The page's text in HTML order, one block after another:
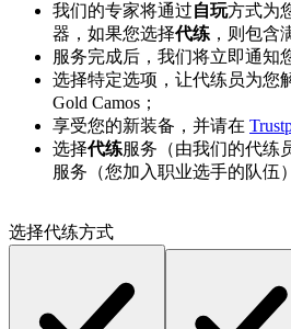
我们的专家将通过自玩方式为
器，如果您选择代练 ，则包含
服务完成后，我们将立即通知
选择特定选项，让代练员为您
Gold Camos；
享受您的新装备，并请在
选择代练服务（由我们的代练
服务（您加入职业选手的队伍
选择代练方式